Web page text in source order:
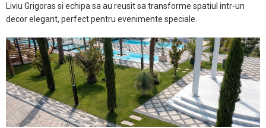
Liviu Grigoras si echipa sa au reusit sa transforme spatiul intr-un
decor elegant, perfect pentru evenimente speciale.